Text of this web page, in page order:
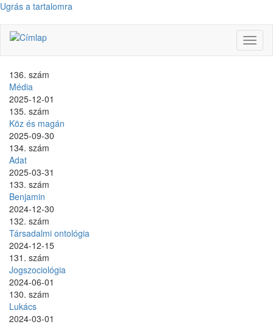
Ugrás a tartalomra
136. szám
Média
2025-12-01
135. szám
Köz és magán
2025-09-30
134. szám
Adat
2025-03-31
133. szám
Benjamin
2024-12-30
132. szám
Társadalmi ontológia
2024-12-15
131. szám
Jogszociológia
2024-06-01
130. szám
Lukács
2024-03-01